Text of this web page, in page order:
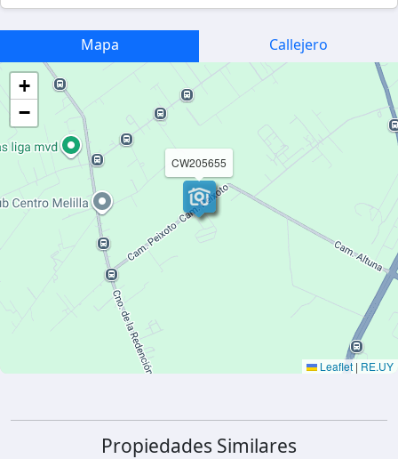
Mapa Callejero
CW205655
+
−
Leaflet | RE.UY
Propiedades Similares